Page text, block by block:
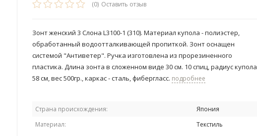
(0) Оставить отзыв
Зонт женский 3 Cлона L3100-1 (310). Материал купола - полиэстер,
обработанный водоотталкивающей пропиткой. Зонт оснащен
системой "Антиветер". Ручка изготовлена из прорезиненного
пластика. Длина зонта в сложенном виде 30 см. 10 спиц, радиус купола
58 см, вес 500гр., каркас - сталь, фибергласс. подробнее
Страна происхождения:
Япония
Материал:
Текстиль